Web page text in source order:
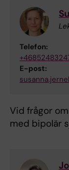
Telefon:
E-post:
Vid frågor
med bipolär